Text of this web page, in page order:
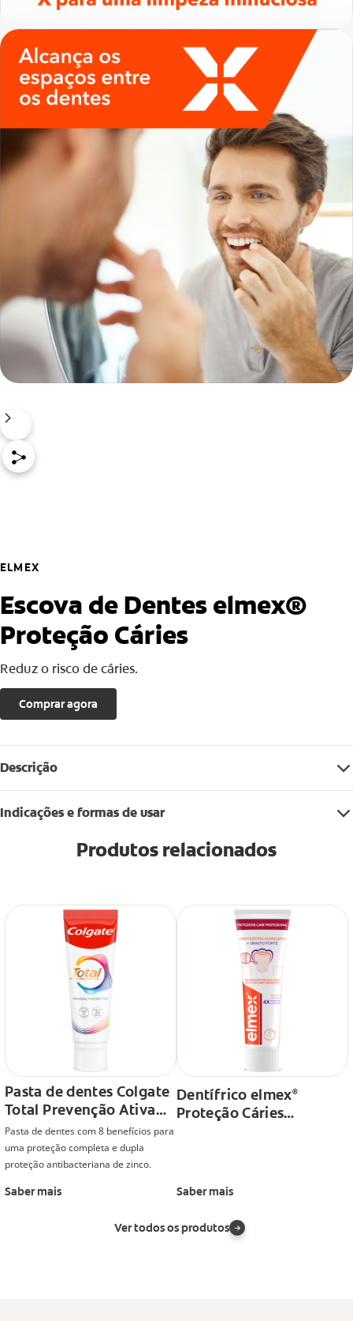
ELMEX
Escova de Dentes elmex®
Proteção Cáries
Reduz o risco de cáries.
Comprar agora
Descrição
Indicações e formas de usar
Produtos relacionados
Pasta de dentes Colgate
Total Prevenção Ativa
Original
Pasta de dentes com 8 benefícios para
uma proteção completa e dupla
proteção antibacteriana de zinco.
Saber mais
Dentífrico elmex®
Proteção Cáries
Saber mais
Ver todos os produtos